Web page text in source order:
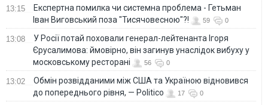
13:15
Eкспертна помилка чи системна проблема - Гетьман
Іван Виговський поза "Тисячовесною"?!
59 0
13:08
У Росії потай поховали генерал-лейтенанта Ігоря
Єрусалимова: ймовірно, він загинув унаслідок вибуху у
московському ресторані
56 0
13:02
Обмін розвідданими між США та Україною відновився
до попереднього рівня, — Politico
17 0